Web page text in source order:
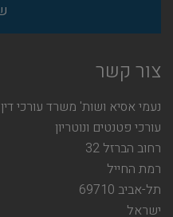
צור קשר
נעמי אסיא ושות' משרד עורכי דין
עורכי פטנטים ונוטריון
רחוב הברזל 32
רמת החייל
תל-אביב 69710
ישראל